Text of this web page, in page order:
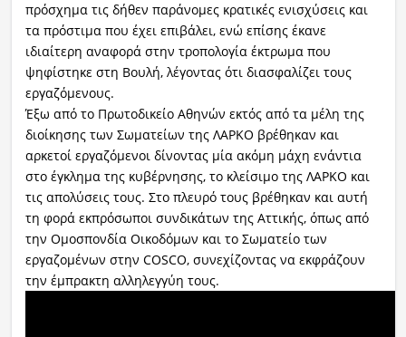
πρόσχημα τις δήθεν παράνομες κρατικές ενισχύσεις και
τα πρόστιμα που έχει επιβάλει, ενώ επίσης έκανε
ιδιαίτερη αναφορά στην τροπολογία έκτρωμα που
ψηφίστηκε στη Βουλή, λέγοντας ότι διασφαλίζει τους
εργαζόμενους.
Έξω από το Πρωτοδικείο Αθηνών εκτός από τα μέλη της
διοίκησης των Σωματείων της ΛΑΡΚΟ βρέθηκαν και
αρκετοί εργαζόμενοι δίνοντας μία ακόμη μάχη ενάντια
στο έγκλημα της κυβέρνησης, το κλείσιμο της ΛΑΡΚΟ και
τις απολύσεις τους. Στο πλευρό τους βρέθηκαν και αυτή
τη φορά εκπρόσωποι συνδικάτων της Αττικής, όπως από
την Ομοσπονδία Οικοδόμων και το Σωματείο των
εργαζομένων στην COSCO, συνεχίζοντας να εκφράζουν
την έμπρακτη αλληλεγγύη τους.